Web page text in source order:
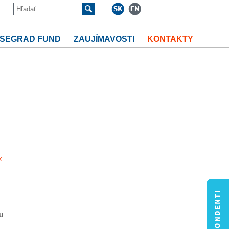
FUND ZAUJÍMAVOSTI KONTAKTY